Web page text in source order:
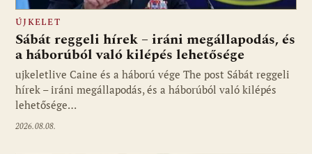
Fotó: ujkelet.live
ÚJKELET
Sábát reggeli hírek – iráni megállapodás, és
a háborúból való kilépés lehetősége
ujkeletlive Caine és a háború vége The post Sábát reggeli
hírek – iráni megállapodás, és a háborúból való kilépés
lehetősége…
2026.08.08.